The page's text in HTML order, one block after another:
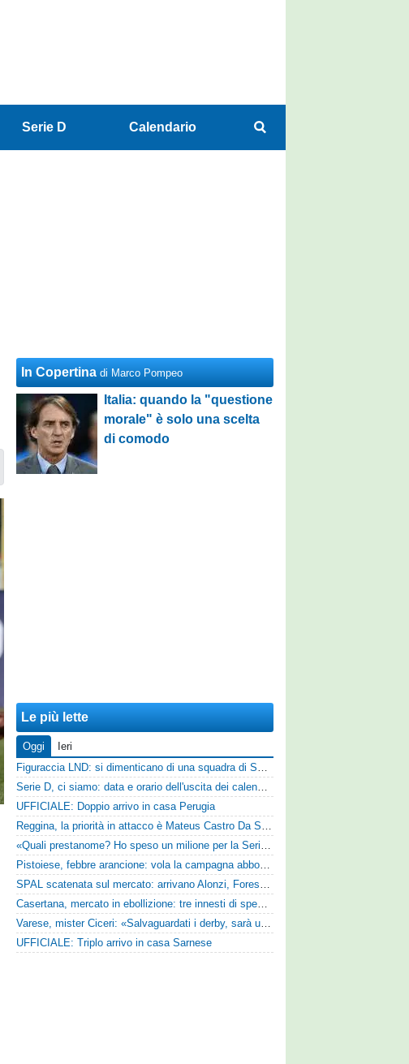
Serie D Calendario
In Copertina di Marco Pompeo
Italia: quando la "questione
morale" è solo una scelta
di comodo
Le più lette
Oggi
Ieri
Figuraccia LND: si dimenticano di una squadra di Serie D, è da rifare il programma Coppa Italia
Serie D, ci siamo: data e orario dell'uscita dei calendari ufficiali
UFFICIALE: Doppio arrivo in casa Perugia
Reggina, la priorità in attacco è Mateus Castro Da Silva: ore decisive per la fumata bianca
«Quali prestanome? Ho speso un milione per la Serie D»: Bandecchi rompe il silenzio sul futuro della Ternana
Pistoiese, febbre arancione: vola la campagna abbonamenti, superata quota 750 tessere
SPAL scatenata sul mercato: arrivano Alonzi, Foresta, Munaretto e Tobia
Casertana, mercato in ebollizione: tre innesti di spessore per lo scacchiere di Vinicio Espinal
Varese, mister Ciceri: «Salvaguardati i derby, sarà un campionato avvincente»
UFFICIALE: Triplo arrivo in casa Sarnese